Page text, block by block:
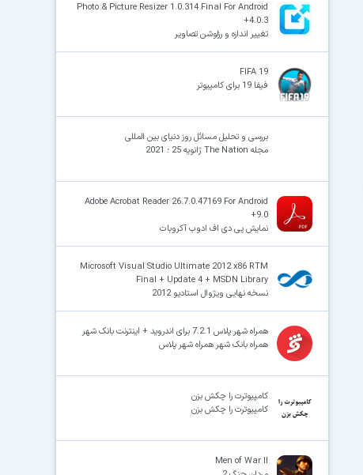
Photo & Picture Resizer 1.0.314 Final For Android
+4.0.3
تغییر اندازه و رزلوشن تصاویر
FIFA 19
فیفا 19 برای کامپیوتر
بررسی و تحلیل مسائل روز دنیای بین المللی
مجله The Nation ژانویه 25 ؛ 2021
Adobe Acrobat Reader 26.7.0.47169 For Android
+9.0
نمایش پی دی اف ادوب آکروبات
Microsoft Visual Studio Ultimate 2012 x86 RTM
Final + Update 4 + MSDN Library
نسخه نهایی ویژوال استادیو 2012
همراه شهر پلاس 7.2.1 برای اندروید + اینترنت بانک شهر
همراه بانک شهر همراه شهر پلاس
کامپیوترت را چکش بزن
کامپیوترت را چکش بزن
Men of War II